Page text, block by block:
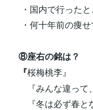
・国内で行った
・何十年前の痩
⑧座右の銘は？
『桜梅桃李』
『みんな違って
『冬は必ず春と